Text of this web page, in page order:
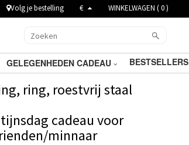
Volg je bestelling € WINKELWAGEN (0)
GELEGENHEDEN CADEAU BESTSELLERS
ring, roestvrij staal
cadeau voor
minnaar